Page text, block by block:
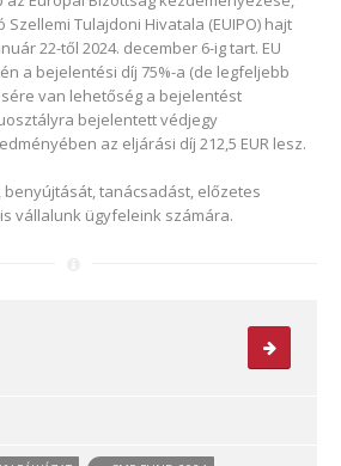
Tulajdoni Hivatala (EUIPO) hajt
22-től 2024. december 6-ig tart. EU
a bejelentési díj 75%-a (de legfeljebb
van lehetőség a bejelentést
bejelentett védjegy
az eljárási díj 212,5 EUR lesz.
tanácsadást, előzetes
vállalunk ügyfeleink számára.